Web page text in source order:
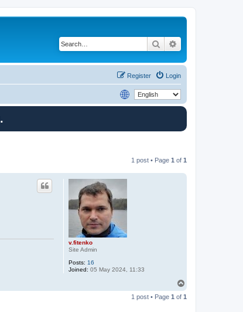
Search
Login
Register
.
1 post • Page 1 of 1
v.fitenko
Site Admin
Posts: 16
Joined: 05 May 2024, 11:33
p
1 post • Page 1 of 1